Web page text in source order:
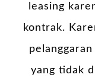
leasing
kontrak.
yang tidak